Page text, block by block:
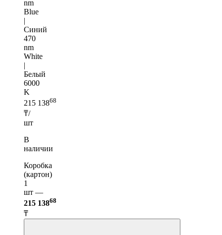
nm
Blue
|
Синий
470
nm
White
|
Белый
6000
K
215 13868
₸/
шт
В
наличии
Коробка
(картон)
1
шт —
215 13868
₸